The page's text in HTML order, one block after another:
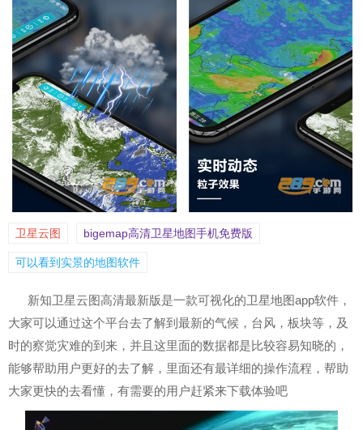
卫星云图 bigemap高清卫星地图手机免费版
可以看到实景的地图软件
新知卫星云图高清最新版是一款可视化的卫星地图app软件，
大家可以通过这个平台去了解到最新的气候，台风，板块等，及
时的察觉灾难的到来，并且这里面的数据都是比较容易知晓的，
能够帮助用户更好的去了解，里面还有最详细的操作流程，帮助
大家更快的去看懂，有需要的用户赶紧来下载体验吧